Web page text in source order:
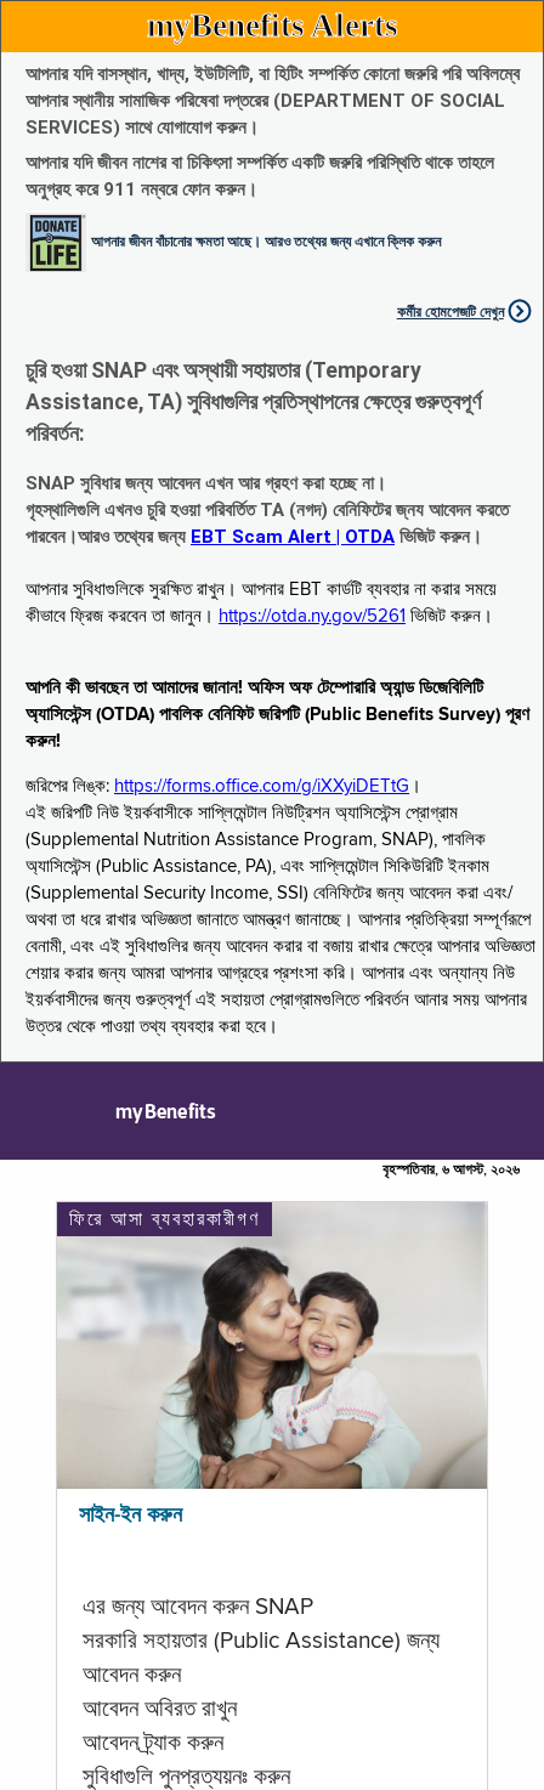
myBenefits Alerts
আপনার যদি বাসস্থান, খাদ্য, ইউটিলিটি, বা হিটিং সম্পর্কিত কোনো জরুরি পরি অবিলম্বে
আপনার স্থানীয় সামাজিক পরিষেবা দপ্তরের (DEPARTMENT OF SOCIAL
SERVICES) সাথে যোগাযোগ করুন।
আপনার যদি জীবন নাশের বা চিকিৎসা সম্পর্কিত একটি জরুরি পরিস্থিতি থাকে তাহলে
অনুগ্রহ করে 911 নম্বরে ফোন করুন।
আপনার জীবন বাঁচানোর ক্ষমতা আছে। আরও তথ্যের জন্য এখানে ক্লিক করুন
কর্মীর হোমপেজটি দেখুন
চুরি হওয়া SNAP এবং অস্থায়ী সহায়তার (Temporary
Assistance, TA) সুবিধাগুলির প্রতিস্থাপনের ক্ষেত্রে গুরুত্বপূর্ণ
পরিবর্তন:
SNAP সুবিধার জন্য আবেদন এখন আর গ্রহণ করা হচ্ছে না।
গৃহস্থালিগুলি এখনও চুরি হওয়া পরিবর্তিত TA (নগদ) বেনিফিটের জ্নয আবেদন করতে
পারবেন।আরও তথ্যের জন্য EBT Scam Alert | OTDA ভিজিট করুন।
আপনার সুবিধাগুলিকে সুরক্ষিত রাখুন। আপনার EBT কার্ডটি ব্যবহার না করার সময়ে
কীভাবে ফ্রিজ করবেন তা জানুন। https://otda.ny.gov/5261 ভিজিট করুন।
আপনি কী ভাবছেন তা আমাদের জানান! অফিস অফ টেম্পোরারি অ্যান্ড ডিজেবিলিটি
অ্যাসিস্টেন্স (OTDA) পাবলিক বেনিফিট জরিপটি (Public Benefits Survey) পূরণ
করুন!
জরিপের লিঙ্ক: https://forms.office.com/g/iXXyiDETtG ।
এই জরিপটি নিউ ইয়র্কবাসীকে সাপ্লিমেন্টাল নিউট্রিশন অ্যাসিস্টেন্স প্রোগ্রাম
(Supplemental Nutrition Assistance Program, SNAP), পাবলিক
অ্যাসিস্টেন্স (Public Assistance, PA), এবং সাপ্লিমেন্টাল সিকিউরিটি ইনকাম
(Supplemental Security Income, SSI) বেনিফিটের জন্য আবেদন করা এবং/
অথবা তা ধরে রাখার অভিজ্ঞতা জানাতে আমন্ত্রণ জানাচ্ছে। আপনার প্রতিক্রিয়া সম্পূর্ণরূপে
বেনামী, এবং এই সুবিধাগুলির জন্য আবেদন করার বা বজায় রাখার ক্ষেত্রে আপনার অভিজ্ঞতা
শেয়ার করার জন্য আমরা আপনার আগ্রহের প্রশংসা করি। আপনার এবং অন্যান্য নিউ
ইয়র্কবাসীদের জন্য গুরুত্বপূর্ণ এই সহায়তা প্রোগ্রামগুলিতে পরিবর্তন আনার সময় আপনার
উত্তর থেকে পাওয়া তথ্য ব্যবহার করা হবে।
myBenefits
বৃহস্পতিবার, ৬ আগস্ট, ২০২৬
ফিরে আসা ব্যবহারকারীগণ
সাইন-ইন করুন
এর জন্য আবেদন করুন SNAP
সরকারি সহায়তার (Public Assistance) জন্য
আবেদন করুন
আবেদন অবিরত রাখুন
আবেদন ট্র্যাক করুন
সুবিধাগুলি পুনপ্রত্যয়নঃ করুন